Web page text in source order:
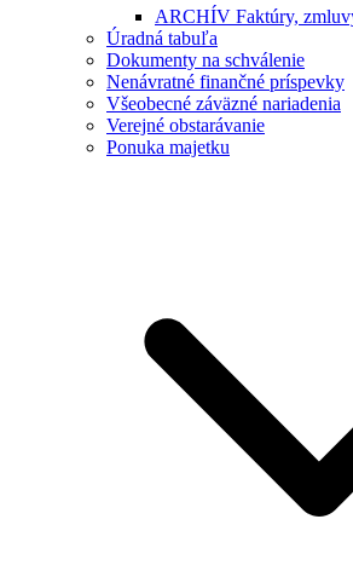
ARCHÍV Faktúry,
Úradná tabuľa
Dokumenty na schválenie
Nenávratné finančné príspevky
Všeobecné záväzné nariadenia
Verejné obstarávanie
Ponuka majetku